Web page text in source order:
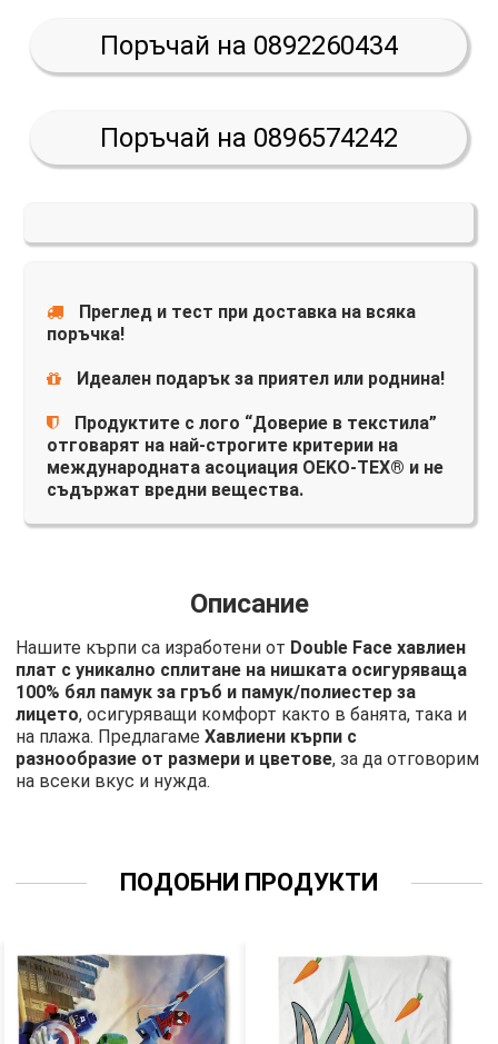
Поръчай на 0892260434
Поръчай на 0896574242
Преглед и тест при доставка на всяка
поръчка!
Идеален подарък за приятел или роднина!
Продуктите с лого “Доверие в текстила”
отговарят на най-строгите критерии на
международната асоциация OEKO-TEX® и не
съдържат вредни вещества.
Описание
Нашите кърпи са изработени от Double Face хавлиен
плат с уникално сплитане на нишката осигуряваща
100% бял памук за гръб и памук/полиестер за
лицето, осигуряващи комфорт както в банята, така и
на плажа. ПредлагамеХавлиени кърпи с
разнообразие от размери и цветове, за да отговорим
на всеки вкус и нужда.
ПОДОБНИ ПРОДУКТИ